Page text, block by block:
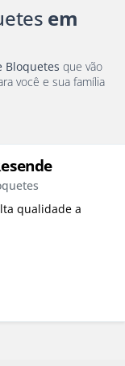
em
Bloquetes que vão
qualidade a